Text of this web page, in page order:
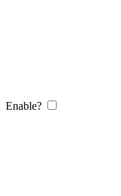
Enable?